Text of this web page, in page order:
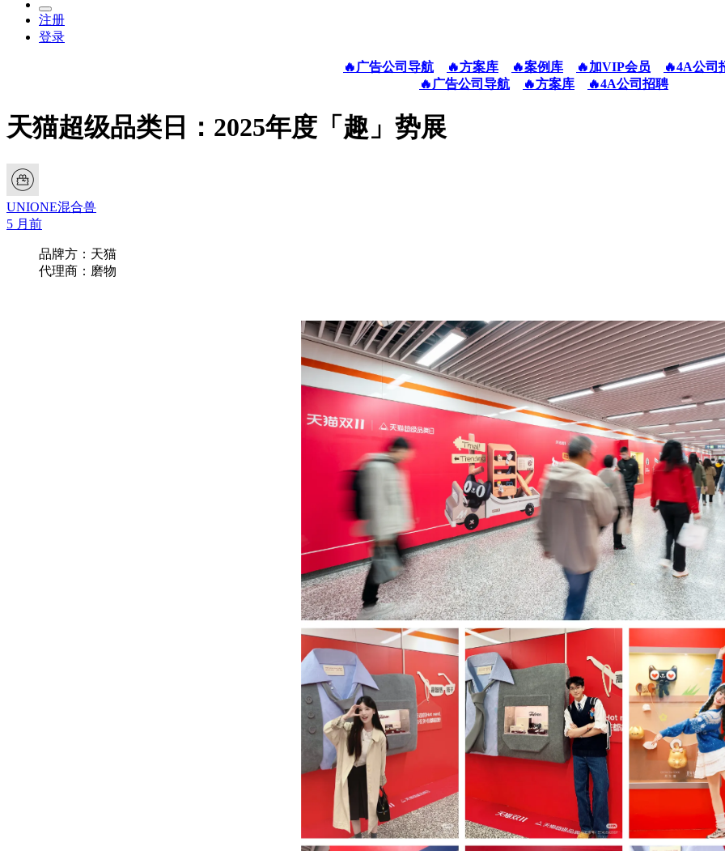
注册
登录
🔥广告公司导航 🔥方案库 🔥案例库 🔥加VIP会员
🔥4A公司
🔥广告公司导航
🔥方案库 🔥4A公司招聘
天猫超级品类日：2025年度「趣」势展
UNIONE混合兽
5 月前
品牌方：天猫
代理商：磨物